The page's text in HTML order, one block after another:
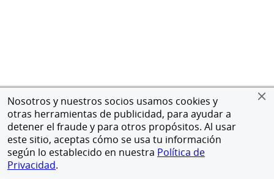
Nosotros y nuestros socios usamos cookies y
otras herramientas de publicidad, para ayudar a
detener el fraude y para otros propósitos. Al usar
este sitio, aceptas cómo se usa tu información
según lo establecido en nuestra Política de
Privacidad.